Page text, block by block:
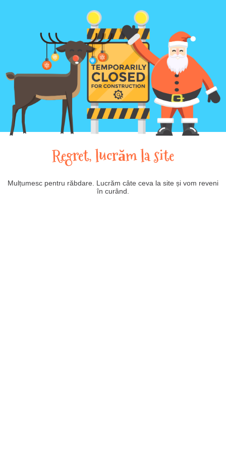
Regret, lucrăm la site
Mulțumesc pentru răbdare. Lucrăm câte ceva la site și vom reveni
în curând.